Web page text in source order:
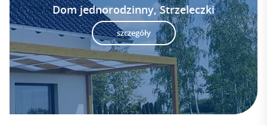
Dom jednorodzinny, Strzeleczki
szczegóły